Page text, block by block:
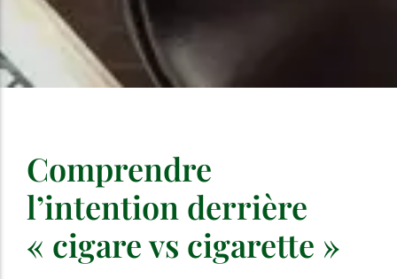
Comprendre
l’intention derrière
« cigare vs cigarette »